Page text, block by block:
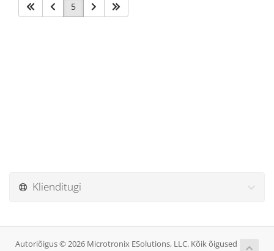
5
Klienditugi
Autoriõigus © 2026 Microtronix ESolutions, LLC. Kõik õigused